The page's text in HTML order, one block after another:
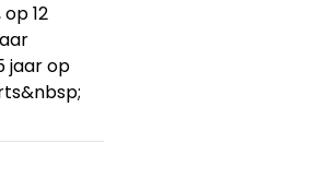
12
jaar op